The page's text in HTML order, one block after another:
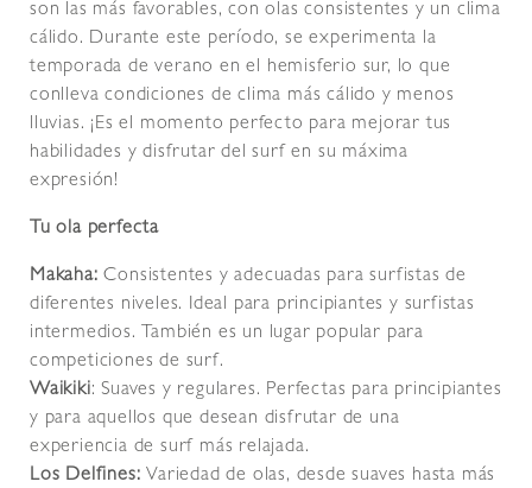
son las más favorables, con olas consistentes y un clima
cálido. Durante este período, se experimenta la
temporada de verano en el hemisferio sur, lo que
conlleva condiciones de clima más cálido y menos
lluvias. ¡Es el momento perfecto para mejorar tus
habilidades y disfrutar del surf en su máxima
expresión!
Tu ola perfecta
Makaha: Consistentes y adecuadas para surfistas de
diferentes niveles. Ideal para principiantes y surfistas
intermedios. También es un lugar popular para
competiciones de surf.
Waikiki: Suaves y regulares. Perfectas para principiantes
y para aquellos que desean disfrutar de una
experiencia de surf más relajada.
Los Delfines: Variedad de olas, desde suaves hasta más